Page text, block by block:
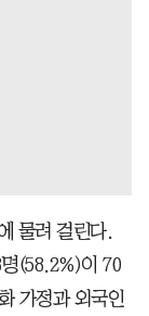
물려 걸린다.
(58.2%)이 70
가정과 외국인